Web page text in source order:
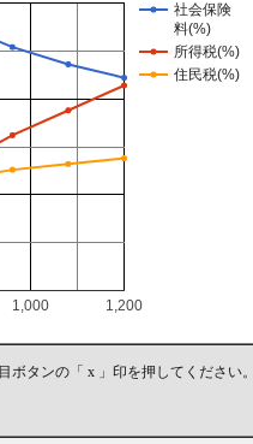
社会保険
料(%)
所得税(%)
住民税(%)
1,000 1,200
タンの「 x 」印を押してください。